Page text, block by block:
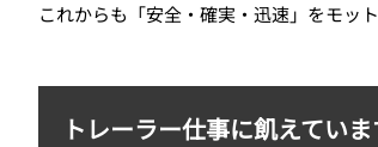
これからも「安全・確実・迅速」をモッ
トレーラー仕事に飢えていま